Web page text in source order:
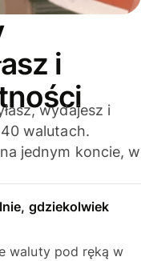
i
wydajesz i
walutach.
jednym koncie, w
gdziekolwiek
waluty pod ręką w